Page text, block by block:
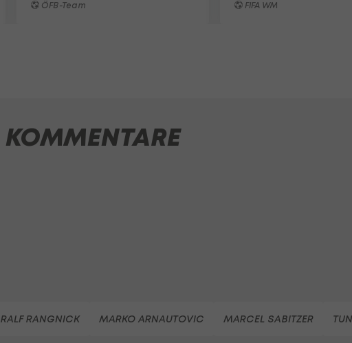
ÖFB-Team FIFA WM
KOMMENTARE
RALF RANGNICK MARKO ARNAUTOVIC MARCEL SABITZER